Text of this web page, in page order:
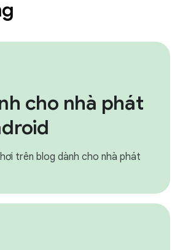
cho nhà phát
trên blog dành cho nhà phát